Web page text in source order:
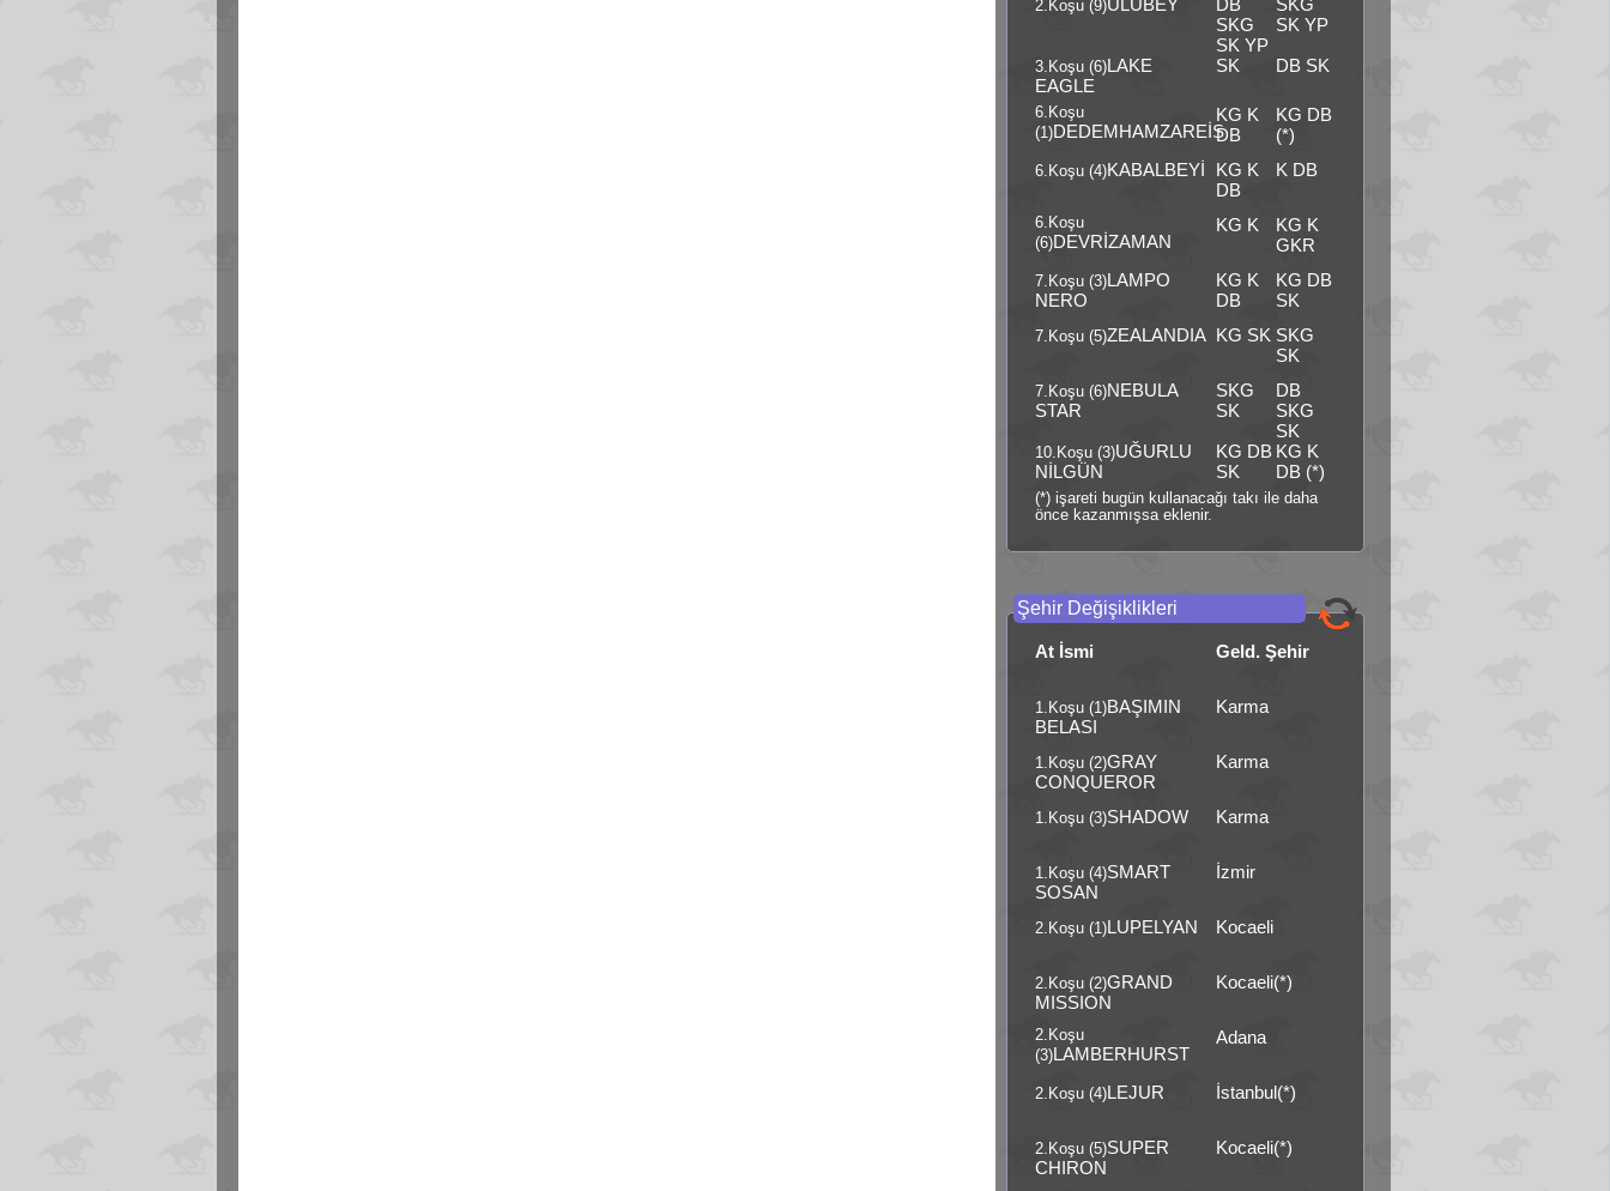
2.Koşu (9)ULUBEY
DB
SKG
SK YP
SKG
SK YP
3.Koşu (6)LAKE
EAGLE
SK DB SK
6.Koşu
(1)DEDEMHAMZAREİS
KG K
DB
KG DB
(*)
6.Koşu (4)KABALBEYİ
KG K
DB
K DB
6.Koşu
(6)DEVRİZAMAN
KG K
KG K
GKR
7.Koşu (3)LAMPO
NERO
KG K
DB
KG DB
SK
7.Koşu (5)ZEALANDIA KG SK SKG
SK
7.Koşu (6)NEBULA
STAR
SKG
SK
DB
SKG
SK
10.Koşu (3)UĞURLU
NİLGÜN
KG DB
SK
KG K
DB (*)
(*) işareti bugün kullanacağı takı ile daha
önce kazanmışsa eklenir.
Şehir Değişiklikleri
At İsmi Geld. Şehir
1.Koşu (1)BAŞIMIN
BELASI
Karma
1.Koşu (2)GRAY
CONQUEROR
Karma
1.Koşu (3)SHADOW Karma
1.Koşu (4)SMART
SOSAN
İzmir
2.Koşu (1)LUPELYAN Kocaeli
2.Koşu (2)GRAND
MISSION
Kocaeli(*)
2.Koşu
(3)LAMBERHURST
Adana
2.Koşu (4)LEJUR İstanbul(*)
2.Koşu (5)SUPER
CHIRON
Kocaeli(*)